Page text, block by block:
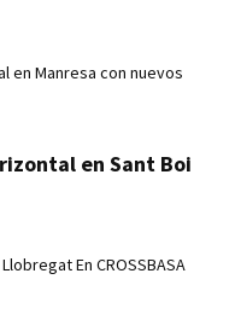
en Manresa con nuevos
en Sant Boi
En CROSSBASA